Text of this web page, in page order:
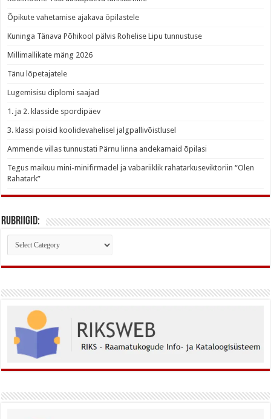
Õpikute vahetamise ajakava õpilastele
Kuninga Tänava Põhikool pälvis Rohelise Lipu tunnustuse
Millimallikate mäng 2026
Tänu lõpetajatele
Lugemisisu diplomi saajad
1. ja 2. klasside spordipäev
3. klassi poisid koolidevahelisel jalgpallivõistlusel
Ammende villas tunnustati Pärnu linna andekamaid õpilasi
Tegus maikuu mini-minifirmadel ja vabariiklik rahatarkuseviktoriin “Olen
Rahatark”
Rubriigid:
Rubriigid: